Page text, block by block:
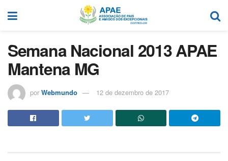
Semana Nacional 2013 APAE
Mantena MG
por Webmundo 12 de dezembro de 2017